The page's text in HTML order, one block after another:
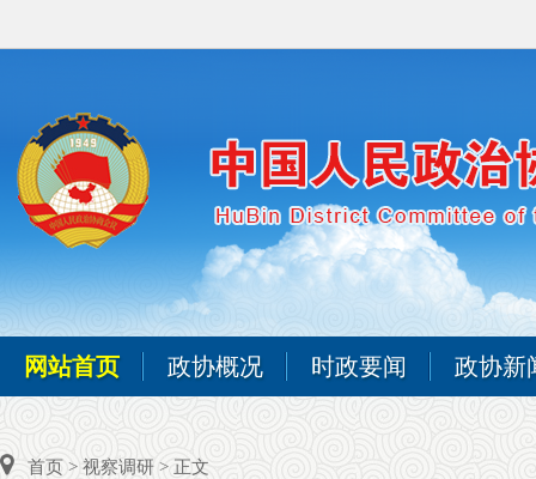
网站首页 政协概况 时政要闻 政协新
首页 > 视察调研 > 正文